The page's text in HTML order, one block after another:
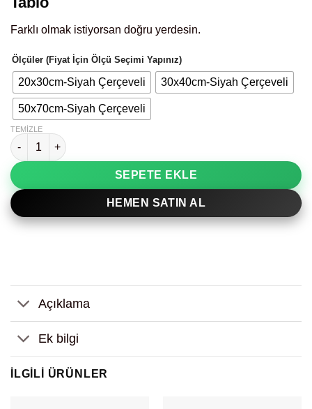
Farklı olmak istiyorsan doğru yerdesin.
Ölçüler (Fiyat İçin Ölçü Seçimi Yapınız)
20x30cm-Siyah Çerçeveli 30x40cm-Siyah Çerçeveli
50x70cm-Siyah Çerçeveli
TEMIZLE
Turuncu Detay Kadın Figür Dekoratif Tablo adet
SEPETE EKLE
HEMEN SATIN AL
Açıklama
Ek bilgi
İLGILI ÜRÜNLER